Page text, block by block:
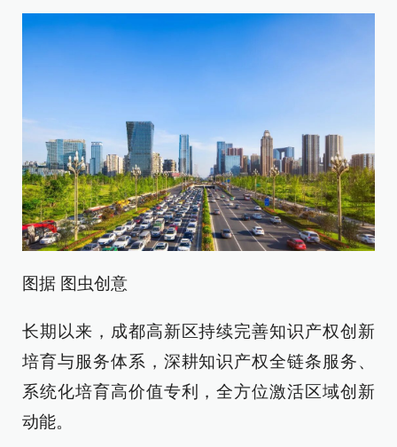
图据 图虫创意
长期以来，成都高新区持续完善知识产权创新
培育与服务体系，深耕知识产权全链条服务、
系统化培育高价值专利，全方位激活区域创新
动能。